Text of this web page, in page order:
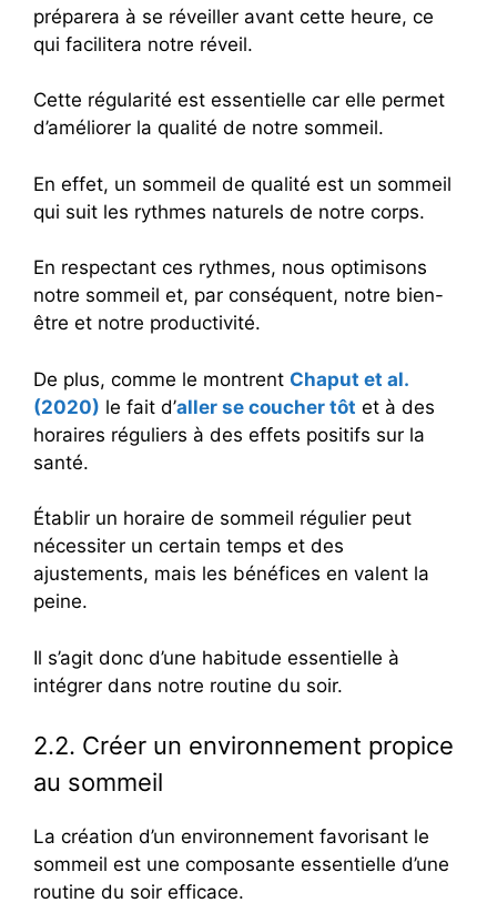
préparera à se réveiller avant cette heure, ce
qui facilitera notre réveil.
Cette régularité est essentielle car elle permet
d’améliorer la qualité de notre sommeil.
En effet, un sommeil de qualité est un sommeil
qui suit les rythmes naturels de notre corps.
En respectant ces rythmes, nous optimisons
notre sommeil et, par conséquent, notre bien-
être et notre productivité.
De plus, comme le montrent Chaput et al.
(2020) le fait d’aller se coucher tôt et à des
horaires réguliers à des effets positifs sur la
santé.
Établir un horaire de sommeil régulier peut
nécessiter un certain temps et des
ajustements, mais les bénéfices en valent la
peine.
Il s’agit donc d’une habitude essentielle à
intégrer dans notre routine du soir.
2.2. Créer un environnement propice
au sommeil
La création d’un environnement favorisant le
sommeil est une composante essentielle d’une
routine du soir efficace.